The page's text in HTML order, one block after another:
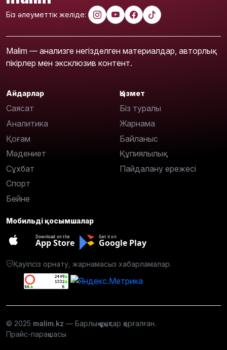
Біз әлеуметтік желіде:
Malim — анализге негізделген материалдар, авторлық
пікірлер мен эксклюзив контент.
Айдарлар
Саясат
Аналитика
Қоғам
Мәдениет
Сұхбат
Спорт
Бейне
Қызмет
Біз туралы
Жарнама
Байланыс
Құпиялылық
Пайдалану ережесі
Мобильді қосымшалар
Download on the
App Store
Get it on
Google Play
Қауіпсіз орнату, жарнамасыз хабарламалар.
© 2025 malim.kz — Барлық құқықтар қорғалған.
Прайс-парақшасы